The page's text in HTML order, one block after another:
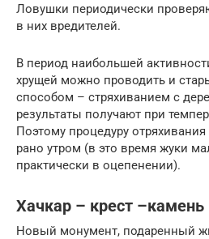
Ловушки периодически
в них вредителей.
В период наибольшей
хрущей можно проводить и
способом – стряхиванием с
результаты получают при
Поэтому процедуру
рано утром (в это время жуки
практически в оцепенении).
Хачкар – крест –камень
Новый монумент, подаренный